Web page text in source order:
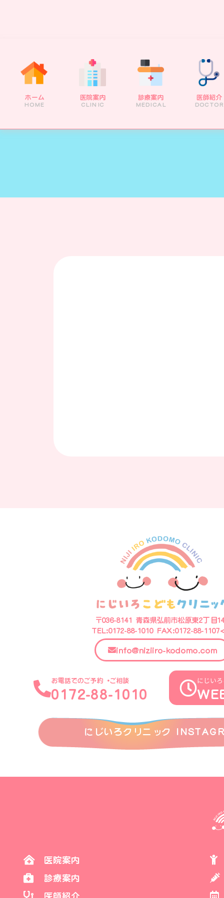
ホーム
HOME
医院案内
CLINIC
診療案内
MEDICAL
医師紹介
DOCTOR
〒036-8141 青森県弘前市松原東2丁目
TEL:0172-88-1010 FAX:0172-88-
info@niziiro-kodomo.com
お電話でのご予約・ご相談
0172-88-1010
にじい
にじいろクリニック
医院案内
診療案内